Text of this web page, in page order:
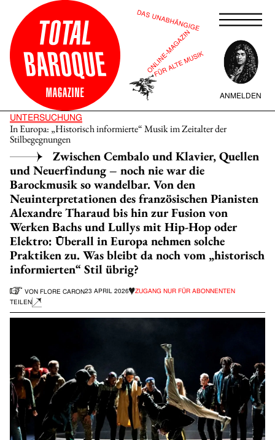
ANMELDEN
UNTERSUCHUNG
In Europa: „Historisch informierte“ Musik im Zeitalter der
Stilbegegnungen
Zwischen Cembalo und Klavier, Quellen
und Neuerfindung – noch nie war die
Barockmusik so wandelbar. Von den
Neuinterpretationen des französischen Pianisten
Alexandre Tharaud bis hin zur Fusion von
Werken Bachs und Lullys mit Hip-Hop oder
Elektro: Überall in Europa nehmen solche
Praktiken zu. Was bleibt da noch vom „historisch
informierten“ Stil übrig?
VON FLORE CARON23 APRIL 2026
ZUGANG NUR FÜR ABONNENTEN
TEILEN